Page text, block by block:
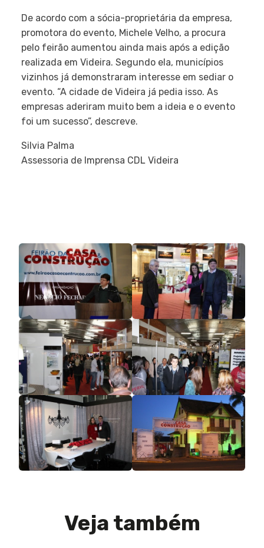
De acordo com a sócia-proprietária da empresa,
promotora do evento, Michele Velho, a procura
pelo feirão aumentou ainda mais após a edição
realizada em Videira. Segundo ela, municípios
vizinhos já demonstraram interesse em sediar o
evento. “A cidade de Videira já pedia isso. As
empresas aderiram muito bem a ideia e o evento
foi um sucesso”, descreve.
Silvia Palma
Assessoria de Imprensa CDL Videira
Veja também